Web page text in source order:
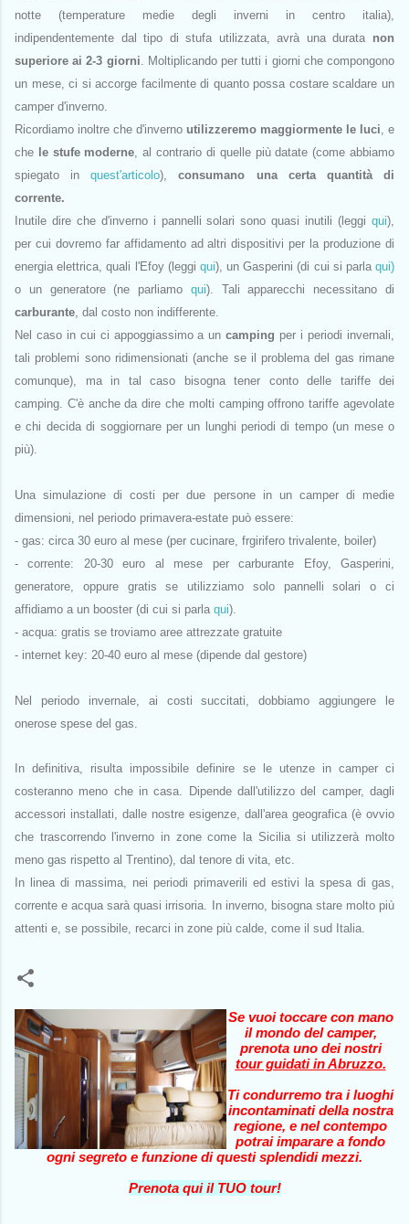
notte (temperature medie degli inverni in centro italia),
indipendentemente dal tipo di stufa utilizzata, avrà una durata non
superiore ai 2-3 giorni . Moltiplicando per tutti i giorni che compongono
un mese, ci si accorge facilmente di quanto possa costare scaldare un
camper d'inverno.
Ricordiamo inoltre che d'inverno utilizzeremo maggiormente le luci , e
che le stufe moderne , al contrario di quelle più datate (come abbiamo
spiegato inquest'articolo),consumano una certa quantità di
corrente.
Inutile dire che d'inverno i pannelli solari sono quasi inutili (leggi qui),
per cui dovremo far affidamento ad altri dispositivi per la produzione di
energia elettrica, quali l'Efoy (leggi qui), un Gasperini (di cui si parlaqui)
o un generatore (ne parliamo qui). Tali apparecchi necessitano di
carburante , dal costo non indifferente.
Nel caso in cui ci appoggiassimo a un camping per i periodi invernali,
tali problemi sono ridimensionati (anche se il problema del gas rimane
comunque), ma in tal caso bisogna tener conto delle tariffe dei
camping. C'è anche da dire che molti camping offrono tariffe agevolate
e chi decida di soggiornare per un lunghi periodi di tempo (un mese o
più).
Una simulazione di costi per due persone in un camper di medie
dimensioni, nel periodo primavera-estate può essere:
- gas: circa 30 euro al mese (per cucinare, frgirifero trivalente, boiler)
- corrente: 20-30 euro al mese per carburante Efoy, Gasperini,
generatore, oppure gratis se utilizziamo solo pannelli solari o ci
affidiamo a un booster (di cui si parla qui).
- acqua: gratis se troviamo aree attrezzate gratuite
- internet key: 20-40 euro al mese (dipende dal gestore)
Nel periodo invernale, ai costi succitati, dobbiamo aggiungere le
onerose spese del gas.
In definitiva, risulta impossibile definire se le utenze in camper ci
costeranno meno che in casa. Dipende dall'utilizzo del camper, dagli
accessori installati, dalle nostre esigenze, dall'area geografica (è ovvio
che trascorrendo l'inverno in zone come la Sicilia si utilizzerà molto
meno gas rispetto al Trentino), dal tenore di vita, etc.
In linea di massima, nei periodi primaverili ed estivi la spesa di gas,
corrente e acqua sarà quasi irrisoria. In inverno, bisogna stare molto più
attenti e, se possibile, recarci in zone più calde, come il sud Italia.
Se vuoi toccare con mano
il mondo del camper,
prenota uno dei nostri
tour guidati in Abruzzo.
Ti condurremo tra i luoghi
incontaminati della nostra
regione, e nel contempo
potrai imparare a fondo
ogni segreto e funzione di questi splendidi mezzi.
Prenota qui il TUO tour!